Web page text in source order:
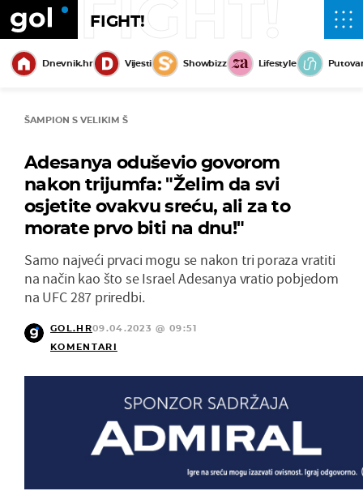
FIGHT!
FIGHT!
Dnevnik.hr Vijesti Showbizz Lifestyle
ŠAMPION S VELIKIM Š
Adesanya oduševio govorom
nakon trijumfa: "Želim da svi
osjetite ovakvu sreću, ali za to
morate prvo biti na dnu!"
Samo najveći prvaci mogu se nakon tri poraza vratiti
na način kao što se Israel Adesanya vratio pobjedom
na UFC 287 priredbi.
GOL.HR09.04.2023 @ 09:51
KOMENTARI